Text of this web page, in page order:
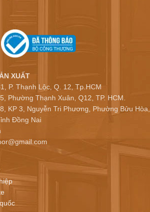
XUẤT
P. Thạnh Lộc, Q. 12, Tp.HCM
Phường Thạnh Xuân, Q12, TP. HCM.
KP 3, Nguyễn Tri Phương, Phường Bửu Hòa,
Đồng Nai